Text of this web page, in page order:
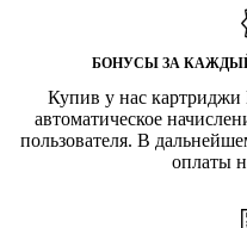
БОНУСЫ ЗА
Купив у нас картриджи
автоматическое
пользователя. В
оплаты